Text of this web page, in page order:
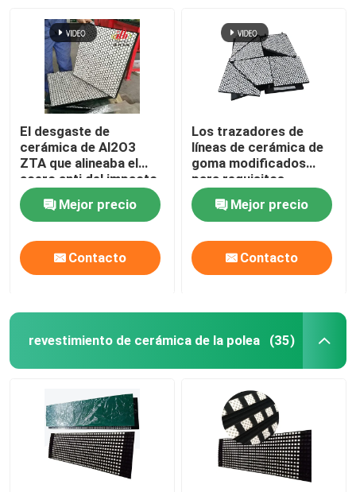
El desgaste de
cerámica de Al2O3
ZTA que alineaba el
acero anti del impacto
apoyó de goma
Mejor precio
Contacto
Los trazadores de
líneas de cerámica de
goma modificados
para requisitos
particulares del
desgaste canalizan las
tejas de cerámica del
desgaste
Mejor precio
Contacto
revestimiento de cerámica de la polea (35)